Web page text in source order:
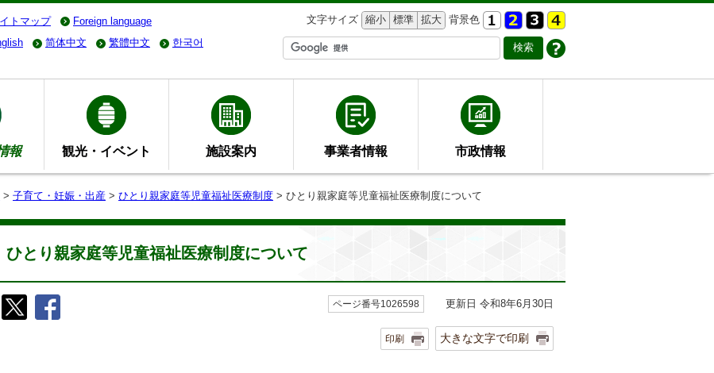
トマップ Foreign language 文字サイズ 縮小 標準 拡大 背景色
简体中文 繁體中文 한국어
報 観光・イベント 施設案内 事業者情報 市政情報
> 子育て・妊娠・出産 > ひとり親家庭等児童福祉医療制度 > ひとり親家庭等児童福祉医療制度について
ひとり親家庭等児童福祉医療制度について
ページ番号1026598 更新日 令和8年6月30日
印刷 大きな文字で印刷